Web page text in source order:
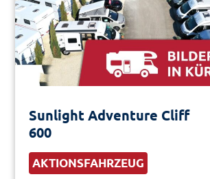
Sunlight Adventure Cliff
600
AKTIONSFAHRZEUG